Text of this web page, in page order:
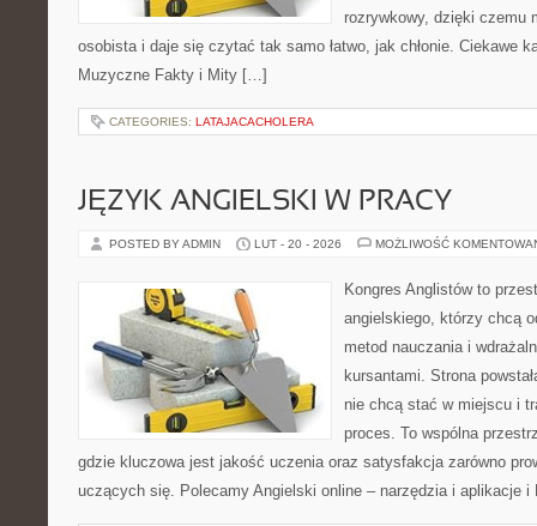
rozrywkowy, dzięki czemu
osobista i daje się czytać tak samo łatwo, jak chłonie. Ciekawe
Muzyczne Fakty i Mity […]
CATEGORIES: LATAJACACHOLERA
JĘZYK ANGIELSKI W PRACY
POSTED BY ADMIN LUT - 20 - 2026 MOŻLIWOŚĆ
Kongres Anglistów to
angielskiego, którzy chcą
metod nauczania i
kursantami. Strona
nie chcą stać w miejscu i
proces. To wspólna
gdzie kluczowa jest jakość uczenia oraz satysfakcja zarówno
uczących się. Polecamy Angielski online – narzędzia i aplikacje